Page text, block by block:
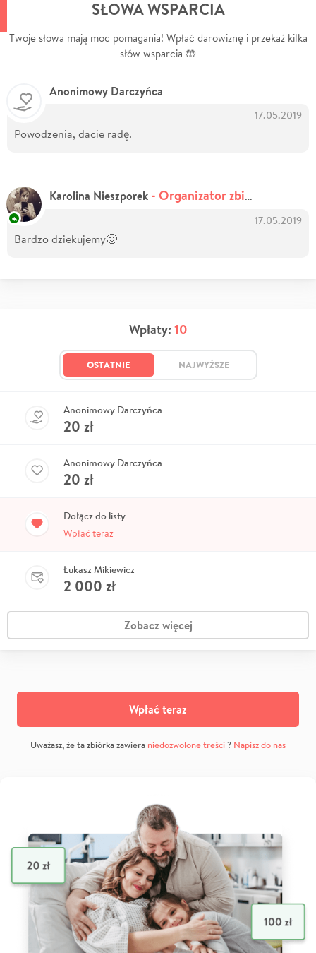
SŁOWA WSPARCIA
Twoje słowa mają moc pomagania! Wpłać darowiznę i przekaż kilka
słów wsparcia 🤲
Anonimowy Darczyńca
17.05.2019
Powodzenia, dacie radę.
Karolina Nieszporek - Organizator zbiórki
17.05.2019
Bardzo dziekujemy🙂
Wpłaty: 10
OSTATNIE NAJWYŻSZE
Anonimowy Darczyńca
20 zł
Anonimowy Darczyńca
20 zł
Dołącz do listy
Wpłać teraz
Łukasz Mikiewicz
2 000 zł
Zobacz więcej
Wpłać teraz
Uważasz, że ta zbiórka zawiera niedozwolone treści? Napisz do nas